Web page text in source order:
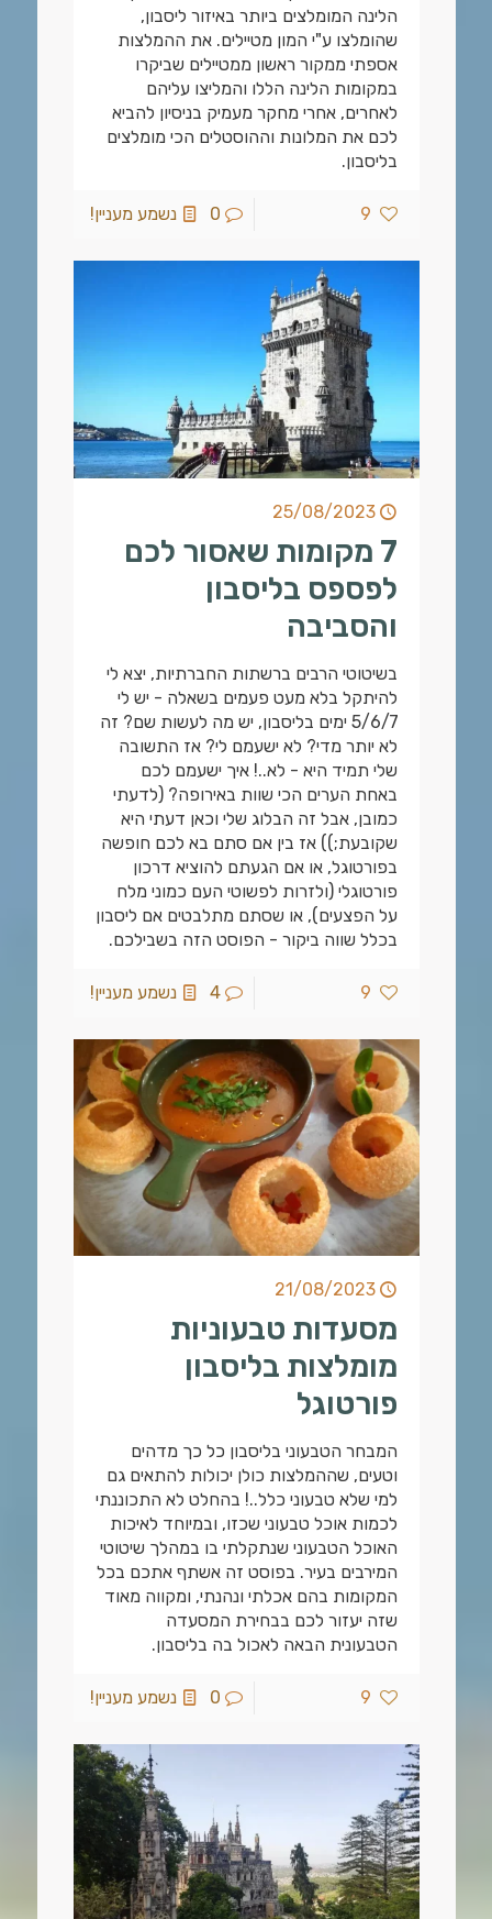
הלינה המומלצים ביותר באיזור ליסבון,
שהומלצו ע"י המון מטיילים. את ההמלצות
אספתי ממקור ראשון ממטיילים שביקרו
במקומות הלינה הללו והמליצו עליהם
לאחרים, אחרי מחקר מעמיק בניסיון להביא
לכם את המלונות וההוסטלים הכי מומלצים
בליסבון.
9
0 נשמע מעניין!
25/08/2023
7 מקומות שאסור לכם
לפספס בליסבון
והסביבה
בשיטוטי הרבים ברשתות החברתיות, יצא לי
להיתקל בלא מעט פעמים בשאלה - יש לי
5/6/7 ימים בליסבון, יש מה לעשות שם? זה
לא יותר מדי? לא ישעמם לי? אז התשובה
שלי תמיד היא - לא..! איך ישעמם לכם
באחת הערים הכי שוות באירופה? (לדעתי
כמובן, אבל זה הבלוג שלי וכאן דעתי היא
שקובעת;)) אז בין אם סתם בא לכם חופשה
בפורטוגל, או אם הגעתם להוציא דרכון
פורטוגלי (ולזרות לפשוטי העם כמוני מלח
על הפצעים), או שסתם מתלבטים אם ליסבון
בכלל שווה ביקור - הפוסט הזה בשבילכם.
9
4 נשמע מעניין!
21/08/2023
מסעדות טבעוניות
מומלצות בליסבון
פורטוגל
המבחר הטבעוני בליסבון כל כך מדהים
וטעים, שההמלצות כולן יכולות להתאים גם
למי שלא טבעוני כלל..! בהחלט לא התכוננתי
לכמות אוכל טבעוני שכזו, ובמיוחד לאיכות
האוכל הטבעוני שנתקלתי בו במהלך שיטוטי
המירבים בעיר. בפוסט זה אשתף אתכם בכל
המקומות בהם אכלתי ונהנתי, ומקווה מאוד
שזה יעזור לכם בבחירת המסעדה
הטבעונית הבאה לאכול בה בליסבון.
9
0 נשמע מעניין!